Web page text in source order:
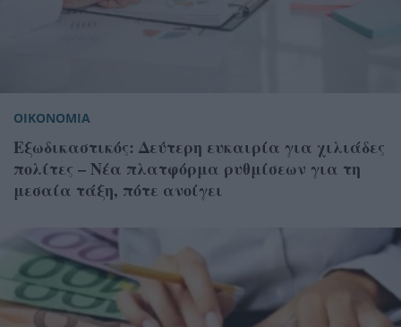
ΟΙΚΟΝΟΜΙΑ
Εξωδικαστικός: Δεύτερη ευκαιρία για χιλιάδες
πολίτες – Νέα πλατφόρμα ρυθμίσεων για τη
μεσαία τάξη, πότε ανοίγει